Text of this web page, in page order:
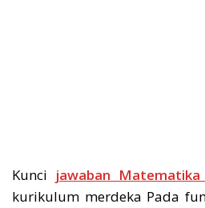
Kunci jawaban
kurikulum merdeka Pada